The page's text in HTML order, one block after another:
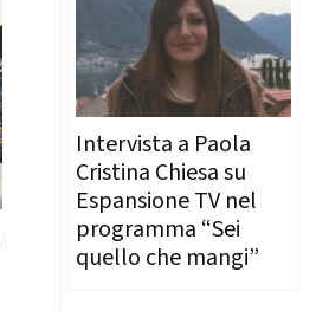
Intervista a Paola
Cristina Chiesa su
Espansione TV nel
programma “Sei
quello che mangi”